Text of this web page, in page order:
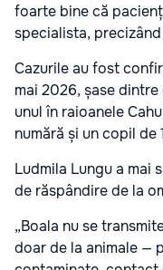
foarte bine că
specialista,
Cazurile au fost
mai 2026, șase
unul în raioanele
numără și un copil de
Ludmila Lungu a mai
de răspândire de la
„Boala nu se
doar de la animale —